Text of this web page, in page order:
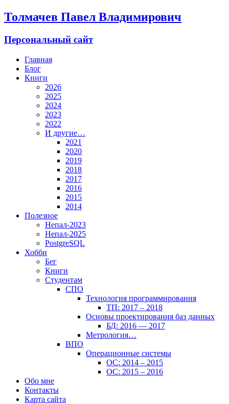
Толмачев Павел Владимирович
Персональный сайт
Главная
Блог
Книги
2026
2025
2024
2023
2022
И другие…
2021
2020
2019
2018
2017
2016
2015
2014
Полезное
Непал-2023
Непал-2025
PostgreSQL
Хобби
Бег
Книги
Студентам
СПО
Технология программирования
ТП: 2017 – 2018
Основы проектирования баз данных
БД: 2016 — 2017
Метрология…
ВПО
Операционные системы
ОС: 2014 – 2015
ОС: 2015 – 2016
Обо мне
Контакты
Карта сайта